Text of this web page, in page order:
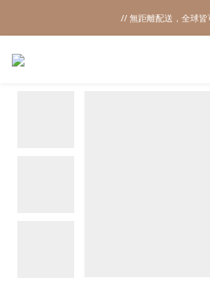
2026SS SALE
// 無距離配送，全球